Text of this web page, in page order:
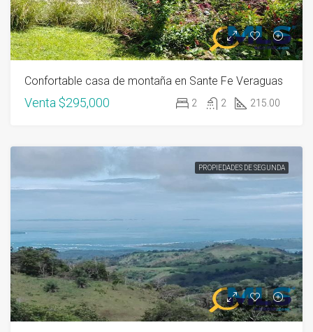
Confortable casa de montaña en Sante Fe Veraguas
Venta $295,000 2 2 215.00
PROPIEDADES DE SEGUNDA